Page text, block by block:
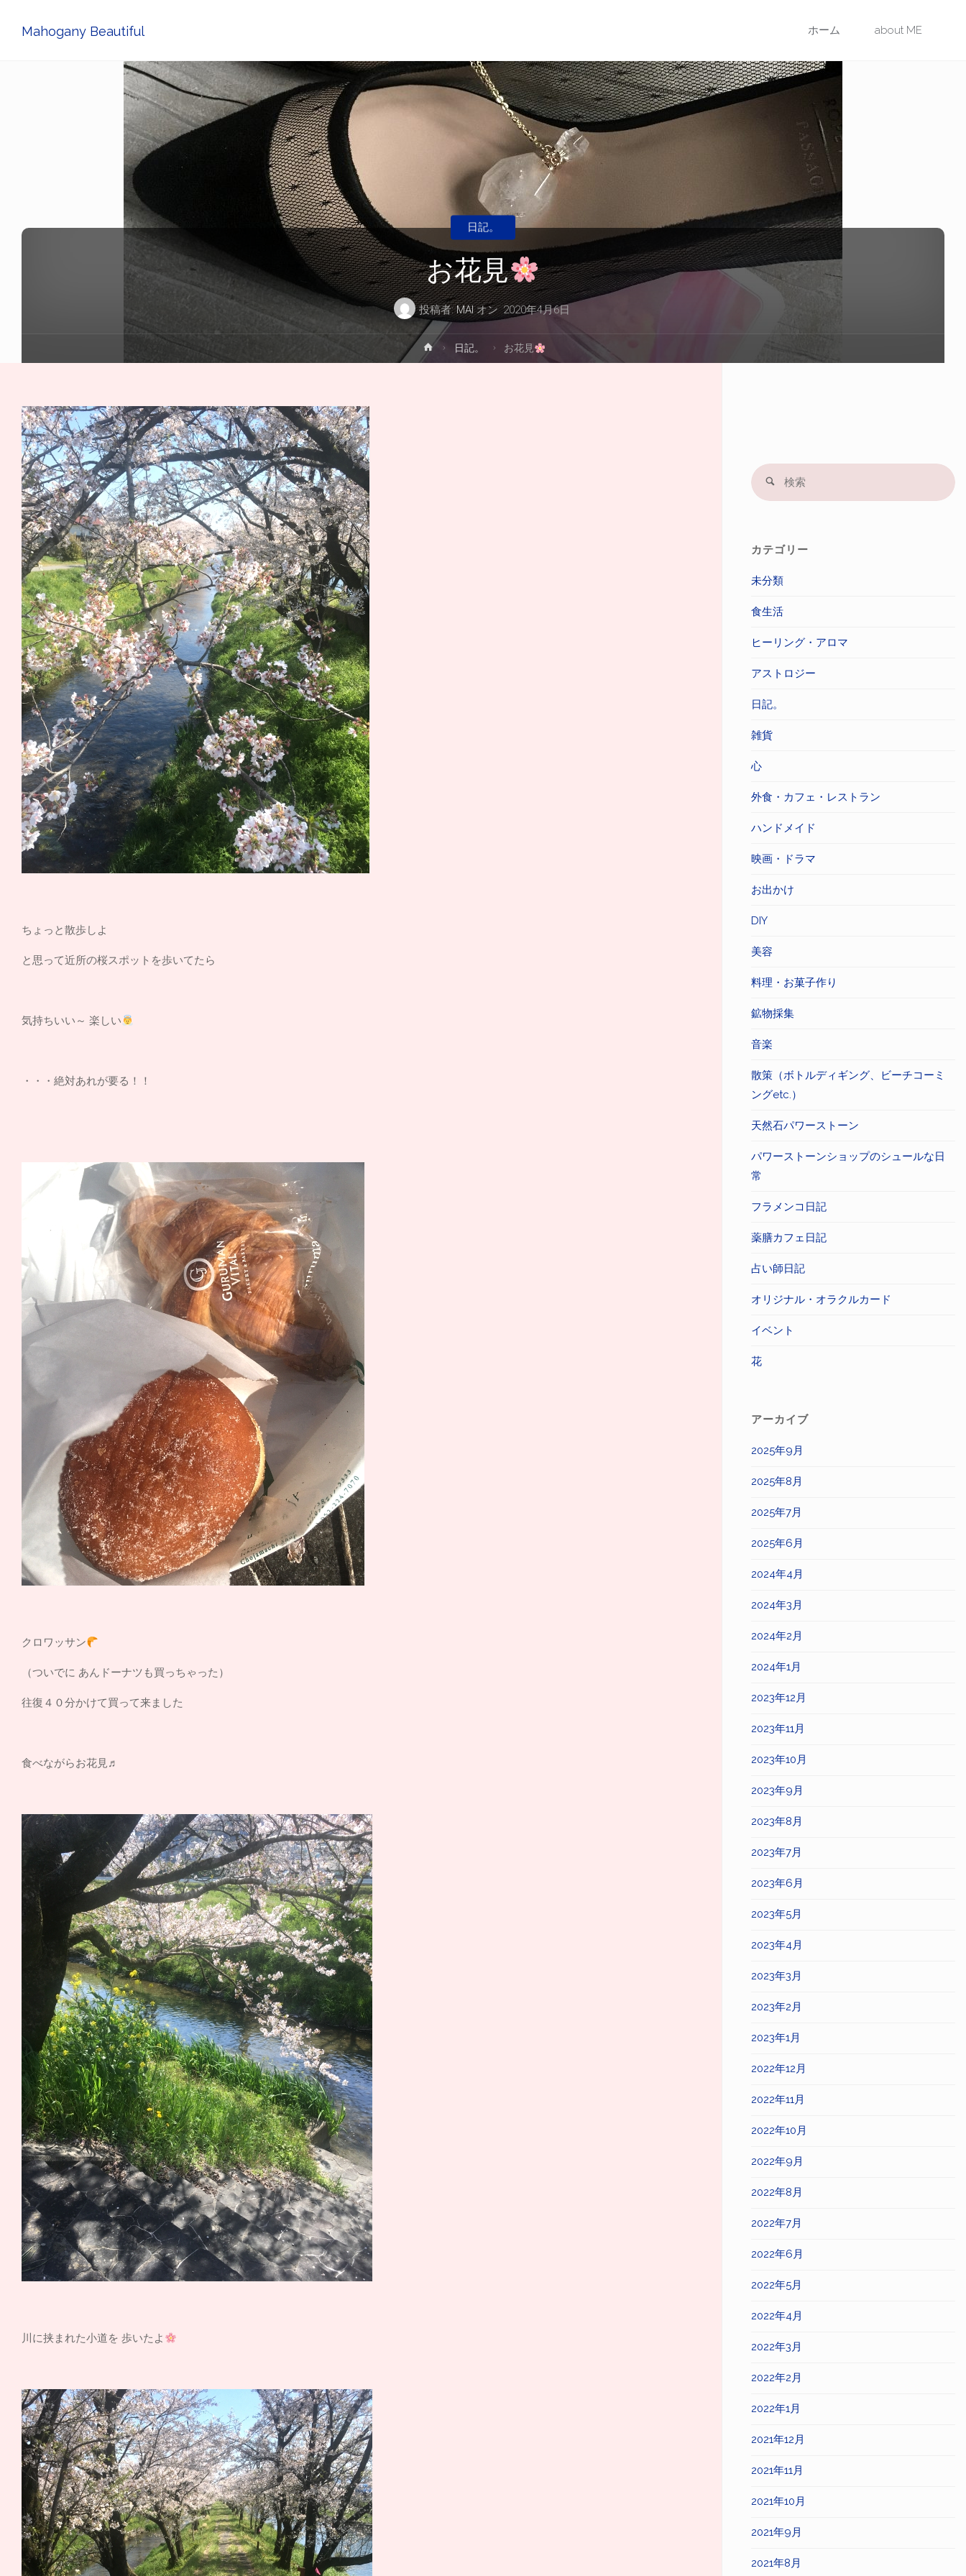
Mahogany Beautiful
ン
ツ
ス
プ
ホーム about ME
お花見
投稿者: MAI オン 2020年4月6日
日記。
ホ
ー
日記。 お花見
ちょっと散歩しよ
と思って近所の桜スポットを歩いてたら
気持ちいい～ 楽しい
・・・絶対あれが要る！！
クロワッサン
（ついでに あんドーナツも買っちゃった）
往復４０分かけて買って来ました
食べながらお花見♬
川に挟まれた小道を 歩いたよ
検
カテゴリー
未分類
食生活
ヒーリング・アロマ
アストロジー
日記。
雑貨
心
外食・カフェ・レストラン
ハンドメイド
映画・ドラマ
お出かけ
DIY
美容
料理・お菓子作り
鉱物採集
音楽
散策（ボトルディギング、ビーチコーミ
ングetc.）
天然石パワーストーン
パワーストーンショップのシュールな日
常
フラメンコ日記
薬膳カフェ日記
占い師日記
オリジナル・オラクルカード
イベント
花
アーカイブ
2025年9月
2025年8月
2025年7月
2025年6月
2024年4月
2024年3月
2024年2月
2024年1月
2023年12月
2023年11月
2023年10月
2023年9月
2023年8月
2023年7月
2023年6月
2023年5月
2023年4月
2023年3月
2023年2月
2023年1月
2022年12月
2022年11月
2022年10月
2022年9月
2022年8月
2022年7月
2022年6月
2022年5月
2022年4月
2022年3月
2022年2月
2022年1月
2021年12月
2021年11月
2021年10月
2021年9月
2021年8月